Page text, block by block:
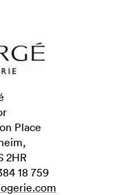
Place
2HR
18 759